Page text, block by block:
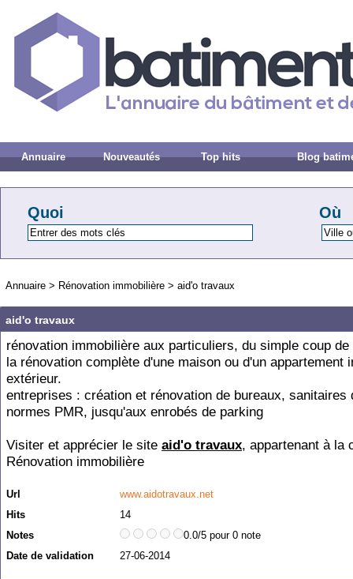
Annuaire Nouveautés Top hits Blog
Quoi Où
Annuaire > Rénovation immobilière > aid'o travaux
aid'o travaux
rénovation immobilière aux particuliers, du simple coup de
la rénovation complète d'une maison ou d'un appartement
extérieur.
entreprises : création et rénovation de bureaux, sanitaires
normes PMR, jusqu'aux enrobés de parking
Visiter et apprécier le site aid'o travaux, appartenant à la
Rénovation immobilière
Url
www.aidotravaux.net
Hits
14
Notes
0.0/5 pour 0 note
Date de validation
27-06-2014